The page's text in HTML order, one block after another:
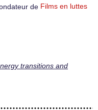
de Films en luttes
transitions and